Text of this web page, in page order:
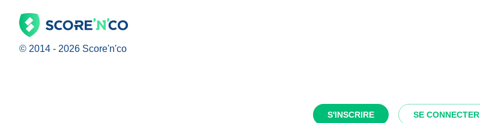
S'INSCRIRE SE CONNECTER
© 2014 - 2026 Score'n'co